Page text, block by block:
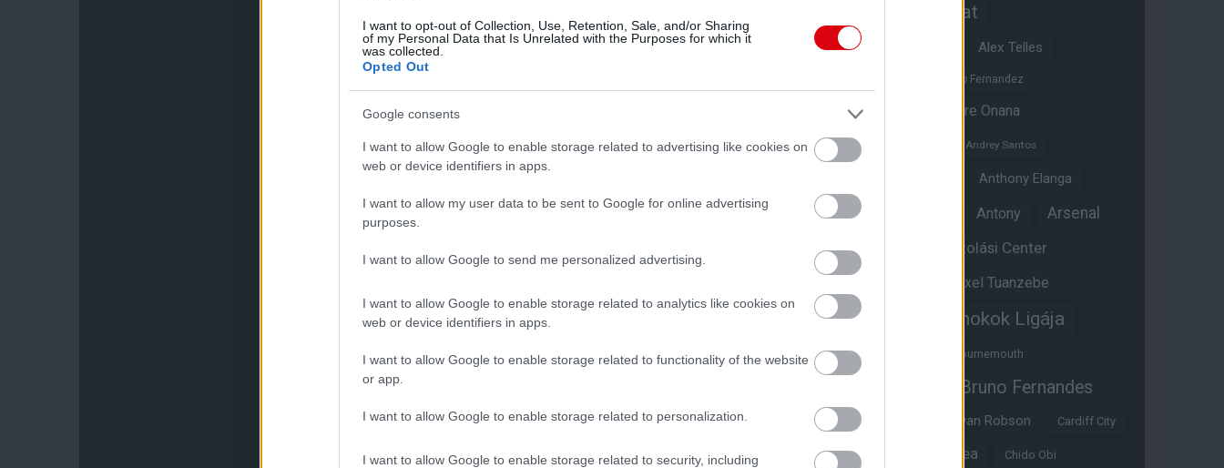
I want to opt-out of Collection, Use, Retention, Sale, and/or Sharing
of my Personal Data that Is Unrelated with the Purposes for which it
was collected.
Opted Out
Google consents
I want to allow Google to enable storage related to advertising like cookies on
web or device identifiers in apps.
I want to allow my user data to be sent to Google for online advertising
purposes.
I want to allow Google to send me personalized advertising.
I want to allow Google to enable storage related to analytics like cookies on
web or device identifiers in apps.
I want to allow Google to enable storage related to functionality of the website
or app.
I want to allow Google to enable storage related to personalization.
I want to allow Google to enable storage related to security, including
Akadémiai csapat
Alejandro Garnacho Alex Telles
Alvaro Fernandez
Amad Diallo
Andre Onana
Andreas Pereira
Andrey Santos
Anthony Elanga
Anthony Martial Antony Arsenal
Aston Villa Átigazolási Center
Átigazolások Axel Tuanzebe
Ayden Heaven Bajnokok Ligája
Benjamin Sesko Bournemouth
Bruno Fernandes
Bryan Mbeumo Bryan Robson Cardiff City
Casemiro Chelsea Chido Obi